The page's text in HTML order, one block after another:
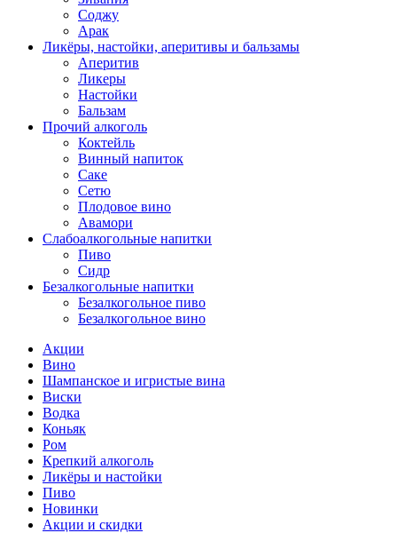
Соджу
Арак
Ликёры, настойки, аперитивы и бальзамы
Аперитив
Ликеры
Настойки
Бальзам
Прочий алкоголь
Коктейль
Винный напиток
Саке
Сетю
Плодовое вино
Авамори
Слабоалкогольные напитки
Пиво
Сидр
Безалкогольные напитки
Безалкогольное пиво
Безалкогольное вино
Акции
Вино
Шампанское и игристые вина
Виски
Водка
Коньяк
Ром
Крепкий алкоголь
Ликёры и настойки
Пиво
Новинки
Акции и скидки